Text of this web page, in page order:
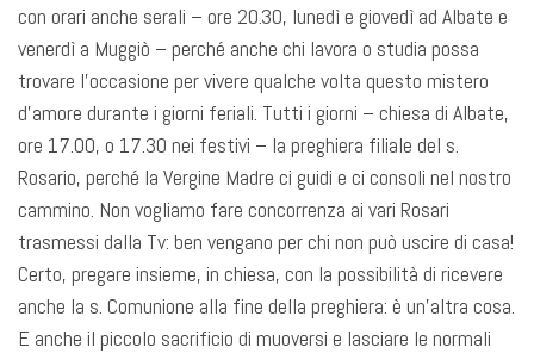
con orari anche serali – ore 20.30, lunedì e giovedì ad Albate e
venerdì a Muggiò – perché anche chi lavora o studia possa
trovare l’occasione per vivere qualche volta questo mistero
d’amore durante i giorni feriali. Tutti i giorni – chiesa di Albate,
ore 17.00, o 17.30 nei festivi – la preghiera filiale del s.
Rosario, perché la Vergine Madre ci guidi e ci consoli nel nostro
cammino. Non vogliamo fare concorrenza ai vari Rosari
trasmessi dalla Tv: ben vengano per chi non può uscire di casa!
Certo, pregare insieme, in chiesa, con la possibilità di ricevere
anche la s. Comunione alla fine della preghiera: è un’altra cosa.
E anche il piccolo sacrificio di muoversi e lasciare le normali